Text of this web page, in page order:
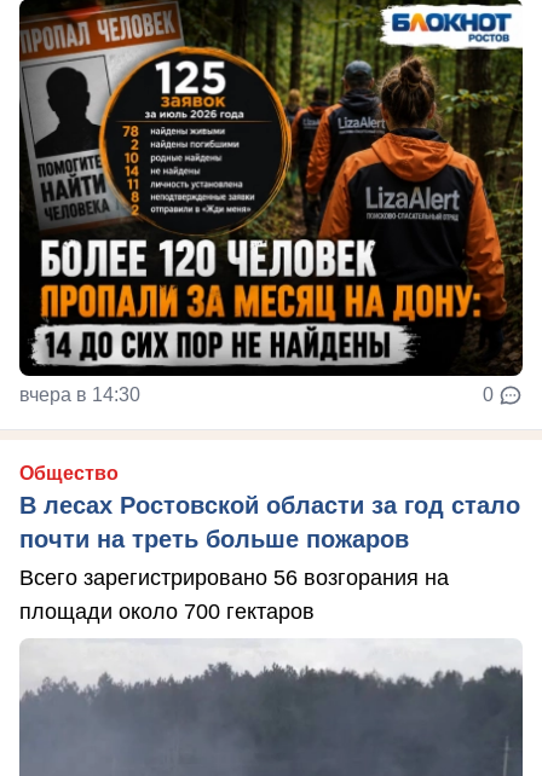
вчера в 14:30 0
Общество
В лесах Ростовской области за год стало
почти на треть больше пожаров
Всего зарегистрировано 56 возгорания на
площади около 700 гектаров